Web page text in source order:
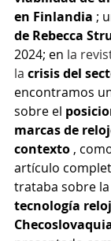
en Finlandia ;
de Rebecca
2024; en la
la crisis del
encontramos
sobre el
marcas de
contexto ,
artículo
trataba sobre la
tecnología